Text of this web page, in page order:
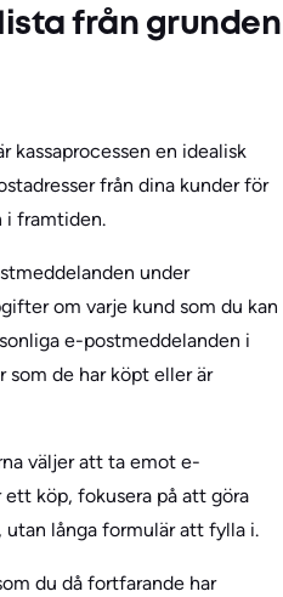
från grunden
kassaprocessen en idealisk
från dina kunder för
i framtiden.
under
om varje kund som du kan
e-postmeddelanden i
som de har köpt eller är
väljer att ta emot e-
köp, fokusera på att göra
utan långa formulär att fylla i.
du då fortfarande har